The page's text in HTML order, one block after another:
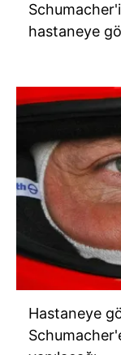
hastaneye
Hastaneye